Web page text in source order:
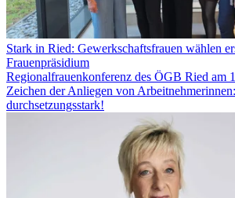
Stark in Ried: Gewerkschaftsfrauen wählen
Frauenpräsidium
Regionalfrauenkonferenz des ÖGB Ried am
Zeichen der Anliegen von
durchsetzungsstark!